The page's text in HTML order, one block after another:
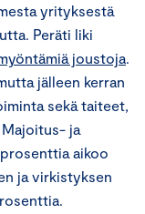
yrityksestä
Peräti liki
joustoja.
jälleen kerran
sekä taiteet,
ja
aikoo
ja virkistyksen